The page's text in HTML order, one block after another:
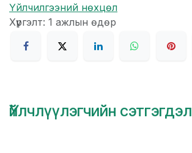
Үйлчилгээний нөхцөл
Хүргэлт: 1 ажлын өдөр
Үйлчлүүлэгчийн сэтгэгдэл